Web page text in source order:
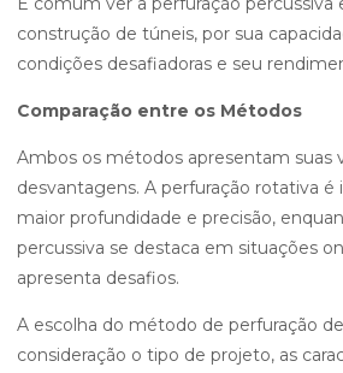
construção de túneis, por sua
condições desafiadoras e seu
Comparação entre os Métodos
Ambos os métodos apresentam suas
desvantagens. A perfuração rotativa é
maior profundidade e precisão,
percussiva se destaca em situações
apresenta desafios.
A escolha do método de perfuração
consideração o tipo de projeto, as